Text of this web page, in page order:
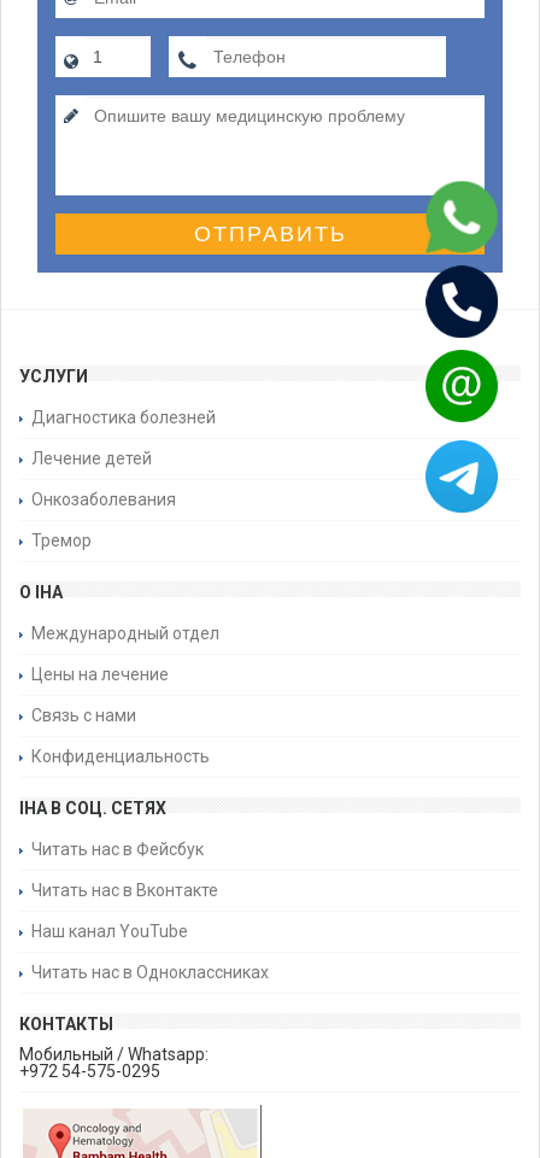
ОТПРАВИТЬ
УСЛУГИ
Диагностика болезней
Лечение детей
Онкозаболевания
Тремор
О IHA
Международный отдел
Цены на лечение
Связь с нами
Конфиденциальность
IHA В СОЦ. СЕТЯХ
Читать нас в Фейсбук
Читать нас в Вконтакте
Наш канал YouTube
Читать нас в Одноклассниках
КОНТАКТЫ
Мобильный / Whatsapp:
+972 54-575-0295